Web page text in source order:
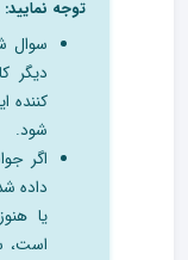
توجه نمایید:
سوال
دیگر
کننده
شود.
اگر
داده
یا
است،